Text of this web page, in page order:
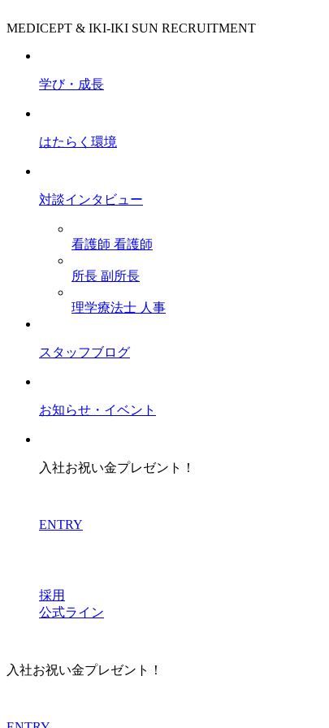
MEDICEPT & IKI-IKI SUN RECRUITMENT
学び・成長
はたらく環境
対談インタビュー
看護師 看護師
所長 副所長
理学療法士 人事
スタッフブログ
お知らせ・イベント
入社お祝い金プレゼント！
ENTRY
採用
公式ライン
入社お祝い金プレゼント！